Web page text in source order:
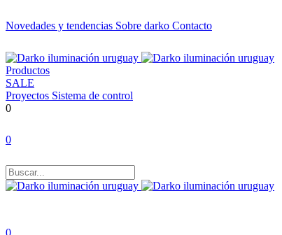
Novedades y tendencias Sobre darko Contacto
Productos
SALE
Proyectos Sistema de control
0
0
0